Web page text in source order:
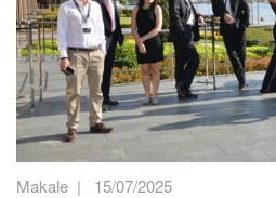
Makale | 15/07/2025